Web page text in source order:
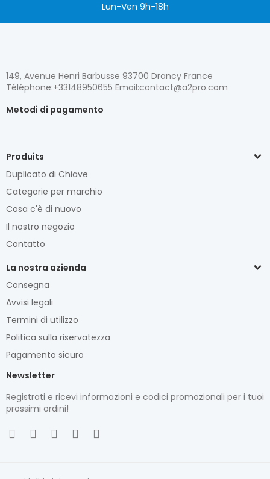
Lun-Ven 9h-18h
149, Avenue Henri Barbusse 93700 Drancy France
Téléphone:+33148950655 Email:contact@a2pro.com
Metodi di pagamento
Produits
Duplicato di Chiave
Categorie per marchio
Cosa c'è di nuovo
Il nostro negozio
Contatto
La nostra azienda
Consegna
Avvisi legali
Termini di utilizzo
Politica sulla riservatezza
Pagamento sicuro
Newsletter
Registrati e ricevi informazioni e codici promozionali per i tuoi
prossimi ordini!